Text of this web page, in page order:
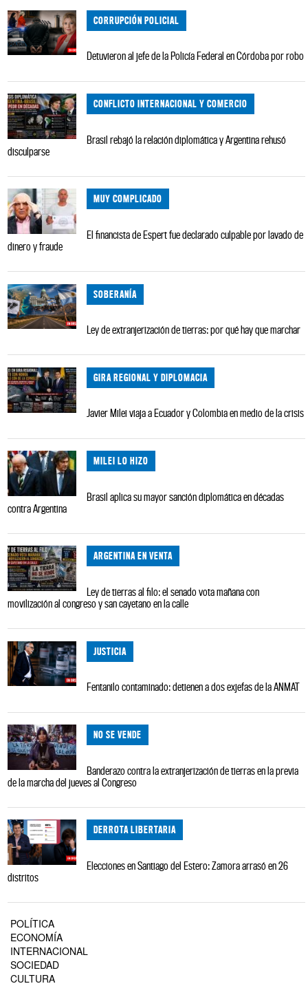
CORRUPCIÓN POLICIAL
Detuvieron al jefe de la Policía Federal en Córdoba por robo
CONFLICTO INTERNACIONAL Y COMERCIO
Brasil rebajó la relación diplomática y Argentina rehusó
disculparse
MUY COMPLICADO
El financista de Espert fue declarado culpable por lavado de
dinero y fraude
SOBERANÍA
Ley de extranjerización de tierras: por qué hay que marchar
GIRA REGIONAL Y DIPLOMACIA
Javier Milei viaja a Ecuador y Colombia en medio de la crisis
MILEI LO HIZO
Brasil aplica su mayor sanción diplomática en décadas
contra Argentina
ARGENTINA EN VENTA
Ley de tierras al filo: el senado vota mañana con
movilización al congreso y san cayetano en la calle
JUSTICIA
Fentanilo contaminado: detienen a dos exjefas de la ANMAT
NO SE VENDE
Banderazo contra la extranjerización de tierras en la previa
de la marcha del jueves al Congreso
DERROTA LIBERTARIA
Elecciones en Santiago del Estero: Zamora arrasó en 26
distritos
POLÍTICA
ECONOMÍA
INTERNACIONAL
SOCIEDAD
CULTURA